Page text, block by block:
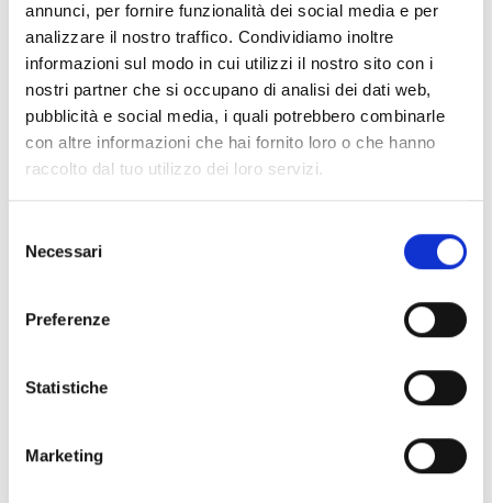
annunci, per fornire funzionalità dei social media e per
analizzare il nostro traffico. Condividiamo inoltre
informazioni sul modo in cui utilizzi il nostro sito con i
nostri partner che si occupano di analisi dei dati web,
pubblicità e social media, i quali potrebbero combinarle
con altre informazioni che hai fornito loro o che hanno
raccolto dal tuo utilizzo dei loro servizi.
delNecessari
Preferenze
Statistiche
Marketing
differenziata all’84,5%
schedule25 maggio 2026
La raccolta differenziata ad Azzano Decimo continua
a crescere, confermando la forte attenzione della
comunità verso la sostenibilità ambientale. I da...